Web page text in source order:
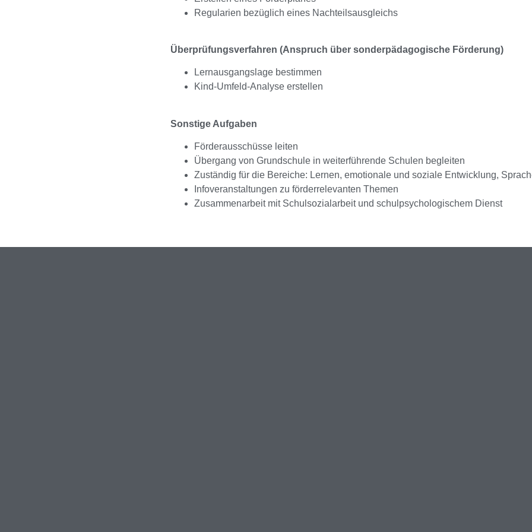
Regularien bezüglich eines Nachteilsausgleichs
Überprüfungsverfahren (Anspruch über sonderpädagogische Förderung)
Lernausgangslage bestimmen
Kind-Umfeld-Analyse erstellen
Sonstige Aufgaben
Förderausschüsse leiten
Übergang von Grundschule in weiterführende Schulen begleiten
Zuständig für die Bereiche: Lernen, emotionale und soziale Entwicklung,
Infoveranstaltungen zu förderrelevanten Themen
Zusammenarbeit mit Schulsozialarbeit und schulpsychologischem Dienst